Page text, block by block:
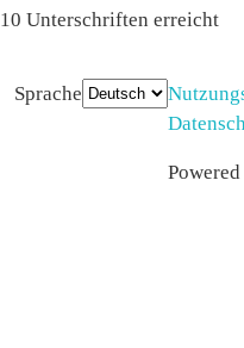
10 Unterschriften erreicht
Sprache